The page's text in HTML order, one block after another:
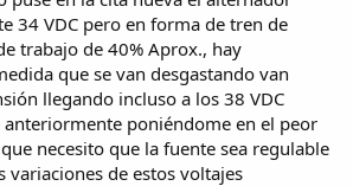
34 VDC pero en forma de tren de
trabajo de 40% Aprox., hay
que se van desgastando van
llegando incluso a los 38 VDC
poniéndome en el peor
necesito que la fuente sea regulable
variaciones de estos voltajes